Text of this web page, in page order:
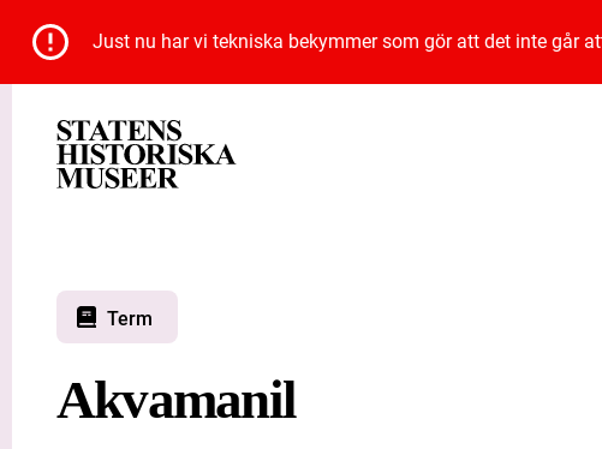
Just nu har vi tekniska bekymmer som gör att det inte går
Term
Akvamanil